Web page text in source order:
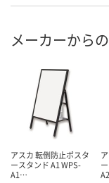
メーカーから
アスカ 転倒防止ポスタ
ースタンド A1 WPS-
A1…